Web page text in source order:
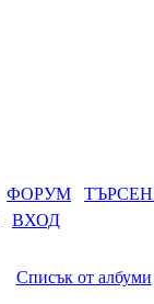
ФОРУМ
ВХОД
Списък от албуми